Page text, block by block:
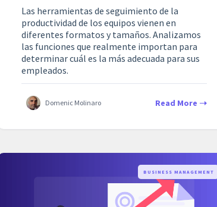
Las herramientas de seguimiento de la
productividad de los equipos vienen en
diferentes formatos y tamaños. Analizamos
las funciones que realmente importan para
determinar cuál es la más adecuada para sus
empleados.
Domenic Molinaro Read More
BUSINESS MANAGEMENT